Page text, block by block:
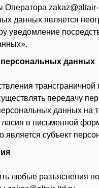
Оператора
данных является
уведомление
персональных данных
передачу
данных на
в письменной
является субъект
любые разъяснения